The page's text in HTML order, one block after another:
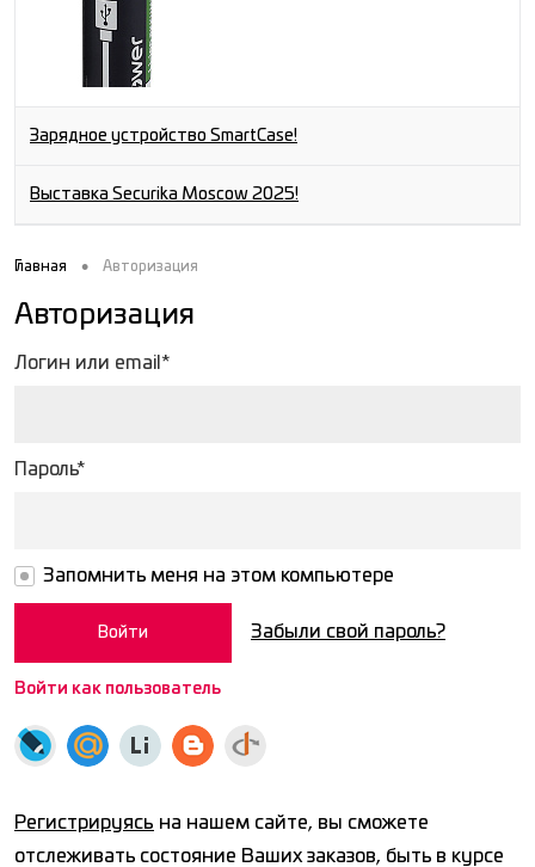
Зарядное устройство SmartCase!
Выставка Securika Moscow 2025!
Главная • Авторизация
Авторизация
Логин или email*
Пароль*
Запомнить меня на этом компьютере
Забыли свой пароль?
Войти как пользователь
Регистрируясь на нашем сайте, вы сможете
отслеживать состояние Ваших заказов, быть в курсе